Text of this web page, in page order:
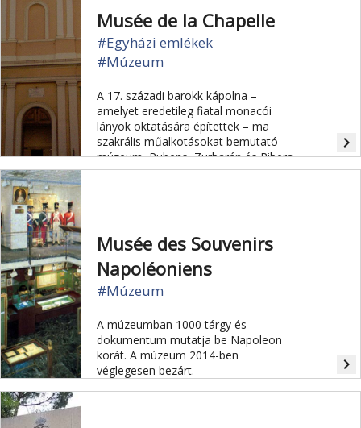
Musée de la Chapelle
#Egyházi emlékek
#Múzeum
A 17. századi barokk kápolna –
amelyet eredetileg fiatal monacói
lányok oktatására építettek – ma
szakrális műalkotásokat bemutató
múzeum, Rubens, Zurbarán és Ribera
itt kiállított műveivel.
navigate_next
Musée des Souvenirs
Napoléoniens
#Múzeum
A múzeumban 1000 tárgy és
dokumentum mutatja be Napoleon
korát. A múzeum 2014-ben
véglegesen bezárt.
navigate_next